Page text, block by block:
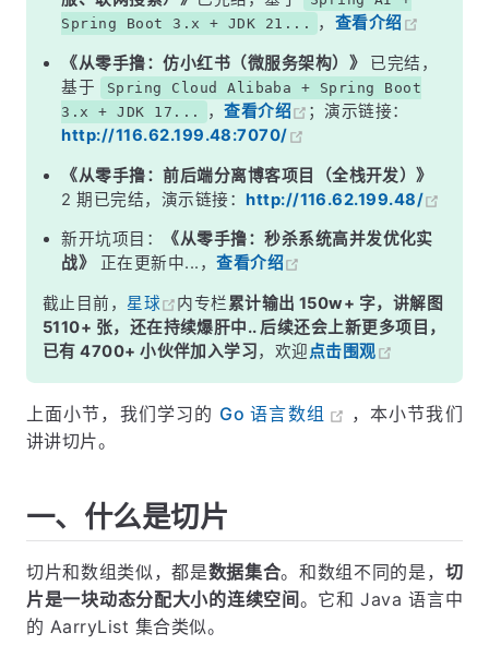
5.1 从指定范围中生成切片
六、复制切片元素到另一个切片
七、从切片中删除元素
Spring Boot 3.x + JDK 21...
， 查看介绍
《从零手撸：仿小红书（微服务架构）》
已完结，
基于
Spring Cloud Alibaba + Spring Boot
3.x + JDK 17...
，查看介绍
；演示链接：
http://116.62.199.48:7070/
《从零手撸：前后端分离博客项目（全栈开发）》
2 期已完结，演示链接：http://116.62.199.48/
新开坑项目：
《从零手撸：秒杀系统高并发优化实
战》
正在更新中...，查看介绍
截止目前， 星球 内专栏累计输出 150w+ 字，讲解图
5110+ 张，还在持续爆肝中.. 后续还会上新更多项目，
已有 4700+ 小伙伴加入学习，欢迎点击围观
上面小节，我们学习的 Go 语言数组
，本小节我们
讲讲切片。
一、什么是切片
切片和数组类似，都是数据集合。和数组不同的是， 切
片是一块动态分配大小的连续空间。它和 Java 语言中
的 AarryList 集合类似。